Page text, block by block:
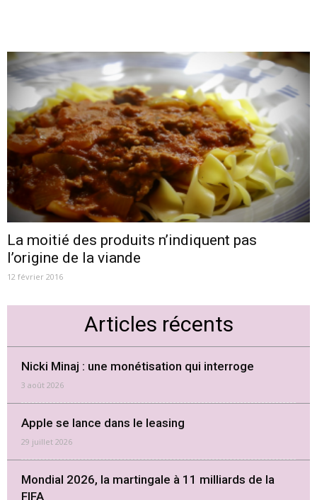
La moitié des produits n’indiquent pas
l’origine de la viande
12 février 2016
Articles récents
Nicki Minaj : une monétisation qui interroge
3 août 2026
Apple se lance dans le leasing
29 juillet 2026
Mondial 2026, la martingale à 11 milliards de la
FIFA